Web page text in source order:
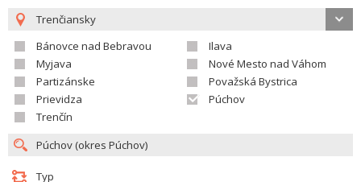
Trenčiansky
Bánovce nad Bebravou
Ilava
Myjava
Nové Mesto nad Váhom
Partizánske
Považská Bystrica
Prievidza
Púchov
Trenčín
Typ